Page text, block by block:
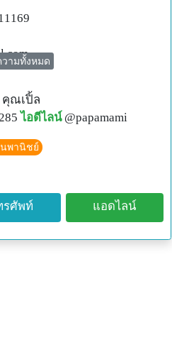
ามทั้งหมด
คุณเปิ้ล
ไอดีไลน์ @papamami
นพานิชย์
รศัพท์ แอดไลน์